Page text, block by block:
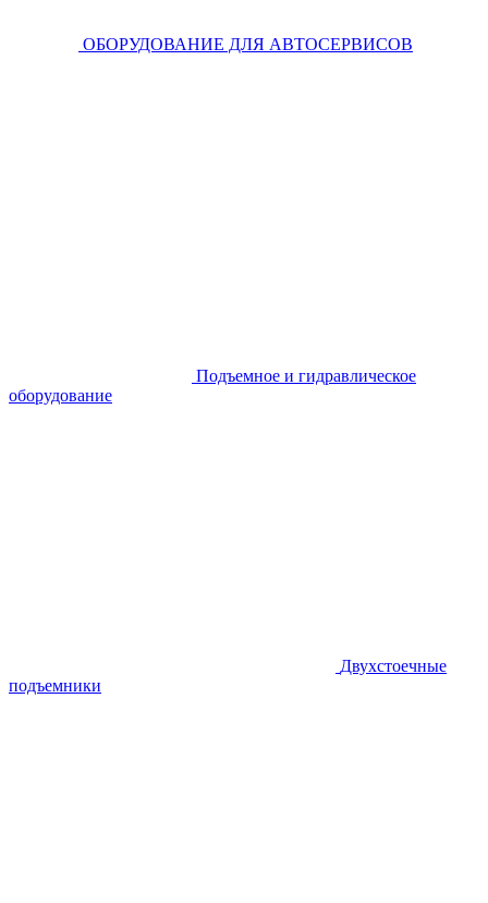
ОБОРУДОВАНИЕ ДЛЯ АВТОСЕРВИСОВ
Подъемное и гидравлическое
оборудование
Двухстоечные
подъемники